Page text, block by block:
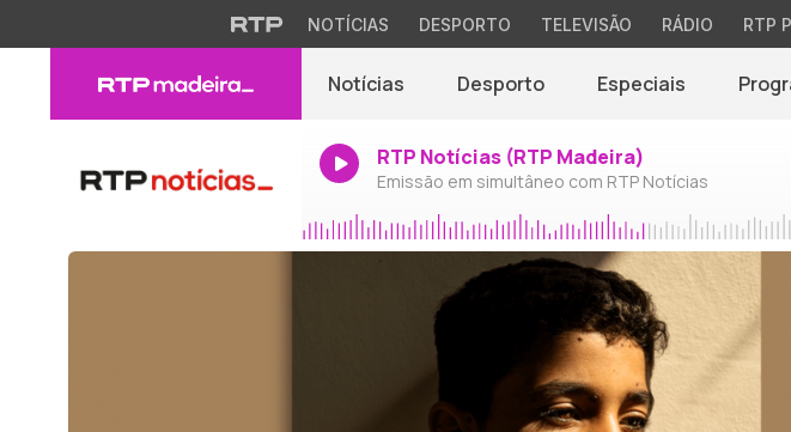
NOTÍCIAS DESPORTO TELEVISÃO RÁDIO RTP
Notícias Desporto Especiais
RTP Notícias (RTP Madeira)
Emissão em simultâneo com RTP Notícias